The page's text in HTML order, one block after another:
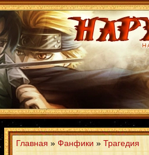
Главная » Фанфики » Трагедия